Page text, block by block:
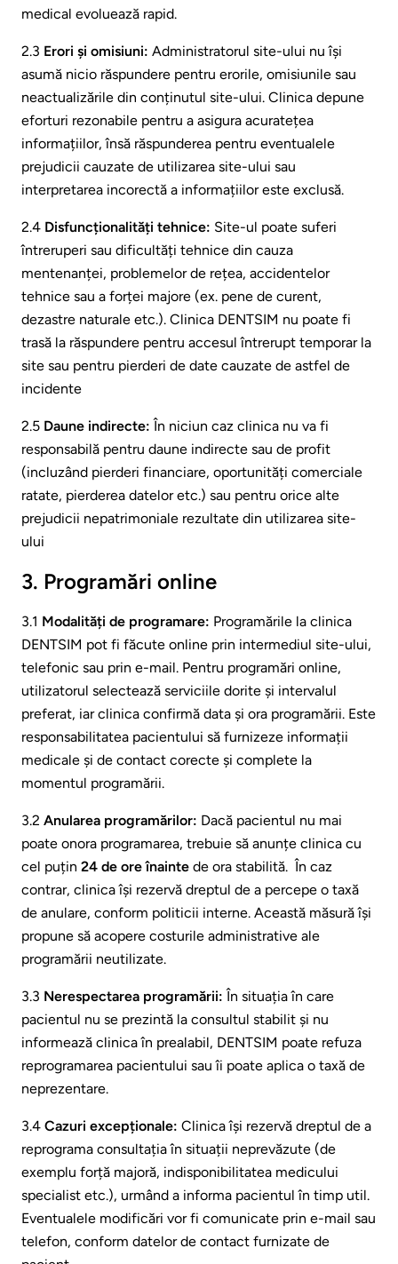
medical evoluează rapid.
2.3 Erori și omisiuni: Administratorul site-ului nu își
asumă nicio răspundere pentru erorile, omisiunile sau
neactualizările din conținutul site-ului. Clinica depune
eforturi rezonabile pentru a asigura acuratețea
informațiilor, însă răspunderea pentru eventualele
prejudicii cauzate de utilizarea site-ului sau
interpretarea incorectă a informațiilor este exclusă.
2.4 Disfuncționalități tehnice: Site-ul poate suferi
întreruperi sau dificultăți tehnice din cauza
mentenanței, problemelor de rețea, accidentelor
tehnice sau a forței majore (ex. pene de curent,
dezastre naturale etc.). Clinica DENTSIM nu poate fi
trasă la răspundere pentru accesul întrerupt temporar la
site sau pentru pierderi de date cauzate de astfel de
incidente
2.5 Daune indirecte: În niciun caz clinica nu va fi
responsabilă pentru daune indirecte sau de profit
(incluzând pierderi financiare, oportunități comerciale
ratate, pierderea datelor etc.) sau pentru orice alte
prejudicii nepatrimoniale rezultate din utilizarea site-
ului
3. Programări online
3.1 Modalități de programare: Programările la clinica
DENTSIM pot fi făcute online prin intermediul site-ului,
telefonic sau prin e-mail. Pentru programări online,
utilizatorul selectează serviciile dorite și intervalul
preferat, iar clinica confirmă data și ora programării. Este
responsabilitatea pacientului să furnizeze informații
medicale și de contact corecte și complete la
momentul programării.
3.2 Anularea programărilor: Dacă pacientul nu mai
poate onora programarea, trebuie să anunțe clinica cu
cel puțin 24 de ore înainte de ora stabilită. În caz
contrar, clinica își rezervă dreptul de a percepe o taxă
de anulare, conform politicii interne. Această măsură își
propune să acopere costurile administrative ale
programării neutilizate.
3.3 Nerespectarea programării: În situația în care
pacientul nu se prezintă la consultul stabilit și nu
informează clinica în prealabil, DENTSIM poate refuza
reprogramarea pacientului sau îi poate aplica o taxă de
neprezentare.
3.4 Cazuri excepționale: Clinica își rezervă dreptul de a
reprograma consultația în situații neprevăzute (de
exemplu forță majoră, indisponibilitatea medicului
specialist etc.), urmând a informa pacientul în timp util.
Eventualele modificări vor fi comunicate prin e-mail sau
telefon, conform datelor de contact furnizate de